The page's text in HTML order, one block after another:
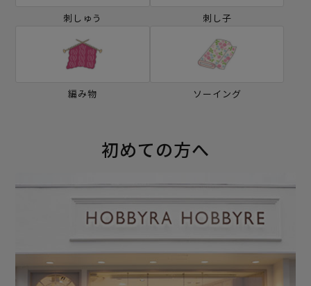
刺しゅう 刺し子
編み物 ソーイング
初めての方へ